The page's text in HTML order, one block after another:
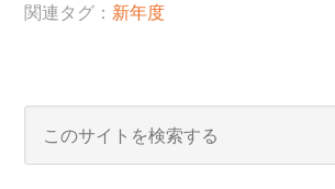
関連タグ： 新年度
最
初